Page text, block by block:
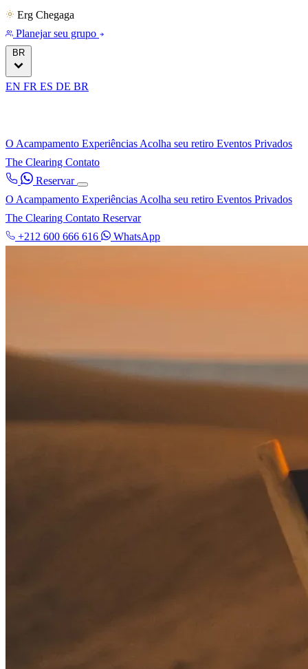
Erg Chegaga
Planejar seu grupo
BR
EN FR ES DE BR
O Acampamento Experiências Acolha seu retiro Eventos Privados
The Clearing Contato
Reservar
O Acampamento Experiências Acolha seu retiro Eventos Privados
The Clearing Contato Reservar
+212 600 666 616
WhatsApp